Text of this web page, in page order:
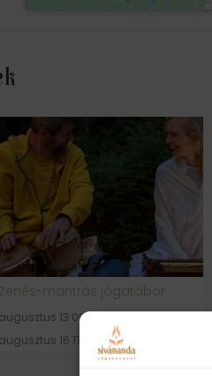
Zenés-mantrás jógatábor
augusztus 13 09:30
augusztus 16 17:00